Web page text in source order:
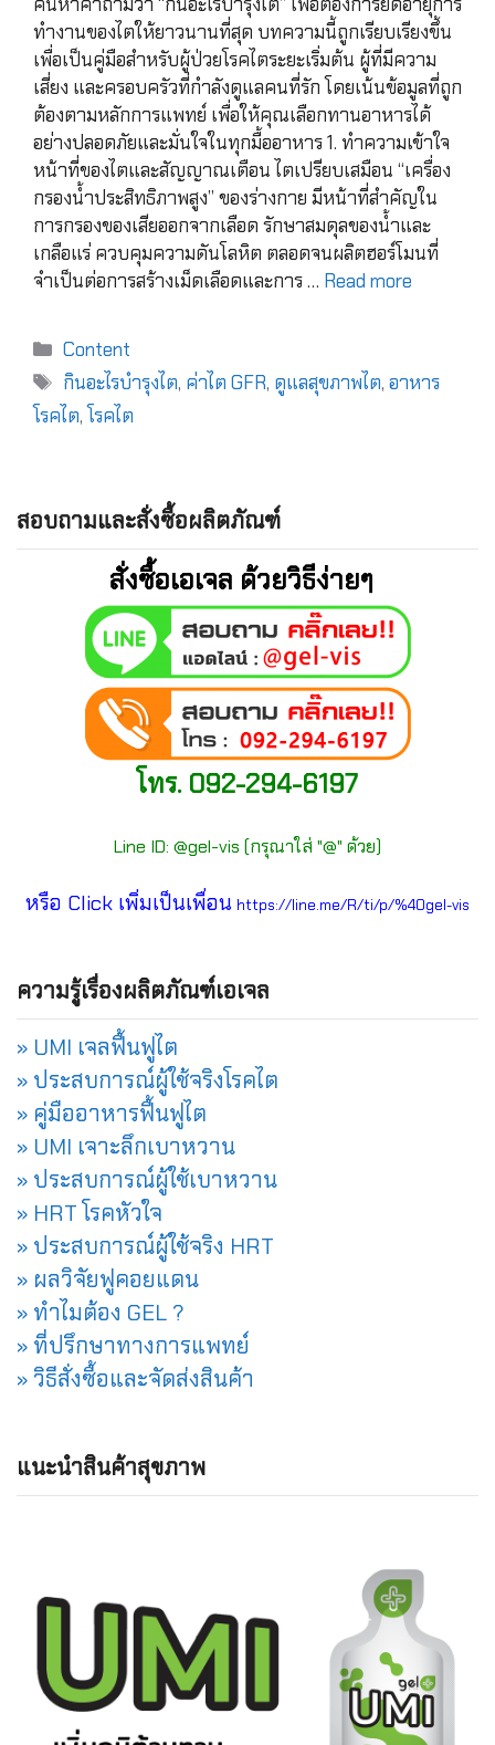
ทำงานของไตให้ยาวนานที่สุด บทความนี้ถูกเรียบเรียงขึ้น
เพื่อเป็นคู่มือสำหรับผู้ป่วยโรคไตระยะเริ่มต้น ผู้ที่มีความ
เสี่ยง และครอบครัวที่กำลังดูแลคนที่รัก โดยเน้นข้อมูลที่ถูก
ต้องตามหลักการแพทย์ เพื่อให้คุณเลือกทานอาหารได้
อย่างปลอดภัยและมั่นใจในทุกมื้ออาหาร 1. ทำความเข้าใจ
หน้าที่ของไตและสัญญาณเตือน ไตเปรียบเสมือน “เครื่อง
กรองน้ำประสิทธิภาพสูง” ของร่างกาย มีหน้าที่สำคัญใน
การกรองของเสียออกจากเลือด รักษาสมดุลของน้ำและ
เกลือแร่ ควบคุมความดันโลหิต ตลอดจนผลิตฮอร์โมนที่
จำเป็นต่อการสร้างเม็ดเลือดและการ … Read more
Content
กินอะไรบำรุงไต, ค่าไต GFR, ดูแลสุขภาพไต,อาหาร
โรคไต, โรคไต
สอบถามและสั่งซื้อผลิตภัณฑ์
สั่งซื้อเอเจล ด้วยวิธีง่ายๆ
โทร. 092-294-6197
Line ID: @gel-vis (กรุณาใส่ "@" ด้วย)
หรือ Click เพิ่มเป็นเพื่อน https://line.me/R/ti/p/%40gel-vis
ความรู้เรื่องผลิตภัณฑ์เอเจล
» UMI เจลฟื้นฟูไต
» ประสบการณ์ผู้ใช้จริงโรคไต
» คู่มืออาหารฟื้นฟูไต
» UMI เจาะลึกเบาหวาน
» ประสบการณ์ผู้ใช้เบาหวาน
» HRT โรคหัวใจ
» ประสบการณ์ผู้ใช้จริง HRT
» ผลวิจัยฟูคอยแดน
» ทำไมต้อง GEL ?
» ที่ปรึกษาทางการแพทย์
» วิธีสั่งซื้อและจัดส่งสินค้า
แนะนำสินค้าสุขภาพ